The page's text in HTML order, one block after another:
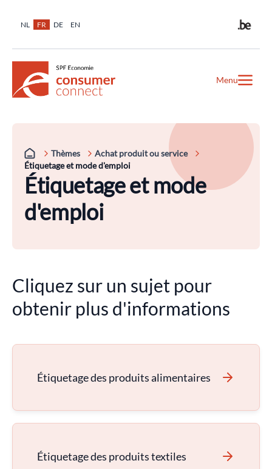
NL FR DE EN
Menu
Thèmes
Achat produit ou service
Étiquetage et mode d'emploi
Étiquetage et mode
d'emploi
Cliquez sur un sujet pour
obtenir plus d'informations
Étiquetage des produits alimentaires
Étiquetage des produits textiles